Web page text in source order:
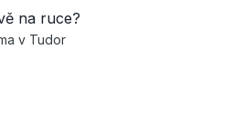
na ruce?
v Tudor